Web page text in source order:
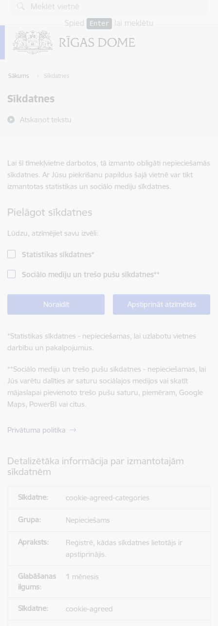
Pāriet uz lapas saturu
Spied
Enter lai meklētu
Sākums Sīkdatnes
Sīkdatnes
Atskaņot tekstu
Lai šī tīmekļvietne darbotos, tā izmanto obligāti nepieciešamās
sīkdatnes. Ar Jūsu piekrišanu papildus šajā vietnē var tikt
izmantotas statistikas un sociālo mediju sīkdatnes.
Pielāgot sīkdatnes
Lūdzu, atzīmējiet savu izvēli:
Statistikas sīkdatnes*
Sociālo mediju un trešo pušu sīkdatnes**
Noraidīt Apstiprināt atzīmētās
*Statistikas sīkdatnes - nepieciešamas, lai uzlabotu vietnes
darbību un pakalpojumus.
**Sociālo mediju un trešo pušu sīkdatnes - nepieciešamas, lai
Jūs varētu dalīties ar saturu sociālajos medijos vai skatīt
mājaslapai pievienoto trešo pušu saturu, piemēram, Google
Maps, PowerBI vai citus.
Privātuma politika
Detalizētāka informācija par izmantotajām
sīkdatnēm
cookie-agreed-categories
Nepieciešams
Reģistrē, kādas sīkdatnes lietotājs ir
apstiprinājis.
1 mēnesis
cookie-agreed